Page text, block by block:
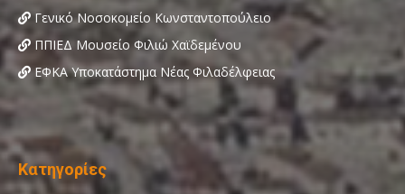
Γενικό Νοσοκομείο Κωνσταντοπούλειο
ΠΠΙΕΔ Μουσείο Φιλιώ Χαϊδεμένου
ΕΦΚΑ Υποκατάστημα Νέας Φιλαδέλφειας
Κατηγορίες